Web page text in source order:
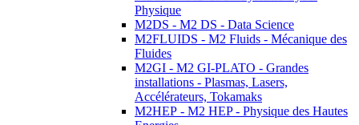
Physique
M2DS - M2 DS - Data Science
M2FLUIDS - M2 Fluids - Mécanique des
Fluides
M2GI - M2 GI-PLATO - Grandes
installations - Plasmas, Lasers,
Accélérateurs, Tokamaks
M2HEP - M2 HEP - Physique des Hautes